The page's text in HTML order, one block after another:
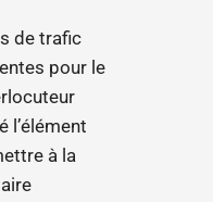
de trafic
pour le
l’élément
à la